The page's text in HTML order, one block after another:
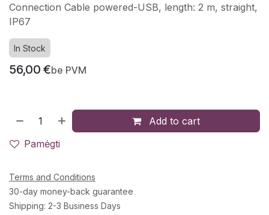
Connection Cable powered-USB, length: 2 m, straight,
IP67
In Stock
56,00 €be PVM
Add to cart
Pamėgti
Terms and Conditions
30-day money-back guarantee
Shipping: 2-3 Business Days